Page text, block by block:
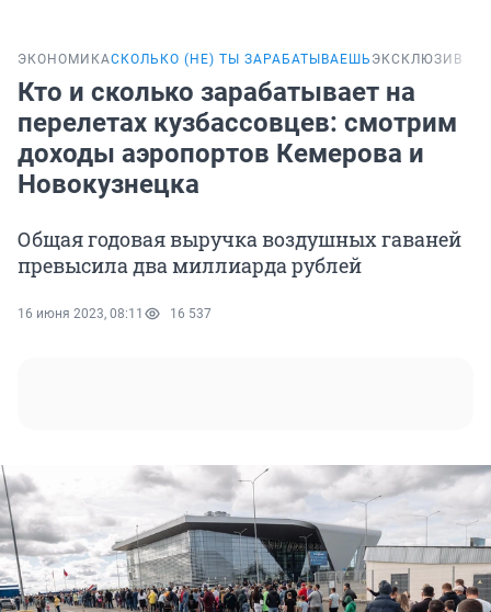
ЭКОНОМИКАСКОЛЬКО (НЕ) ТЫ ЗАРАБАТЫВАЕШЬ ЭКСКЛЮЗИВ
Кто и сколько зарабатывает на
перелетах кузбассовцев: смотрим
доходы аэропортов Кемерова и
Новокузнецка
Общая годовая выручка воздушных гаваней
превысила два миллиарда рублей
16 июня 2023, 08:11 16 537